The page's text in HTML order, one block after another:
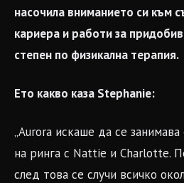
насочила вниманието си към
кариера и работи за
степен по физикална терапия.
Ето какво каза Stephanie:
„Aurora искаше да се
на ринга с Nattie и Charlotte.
след това се случи всичко